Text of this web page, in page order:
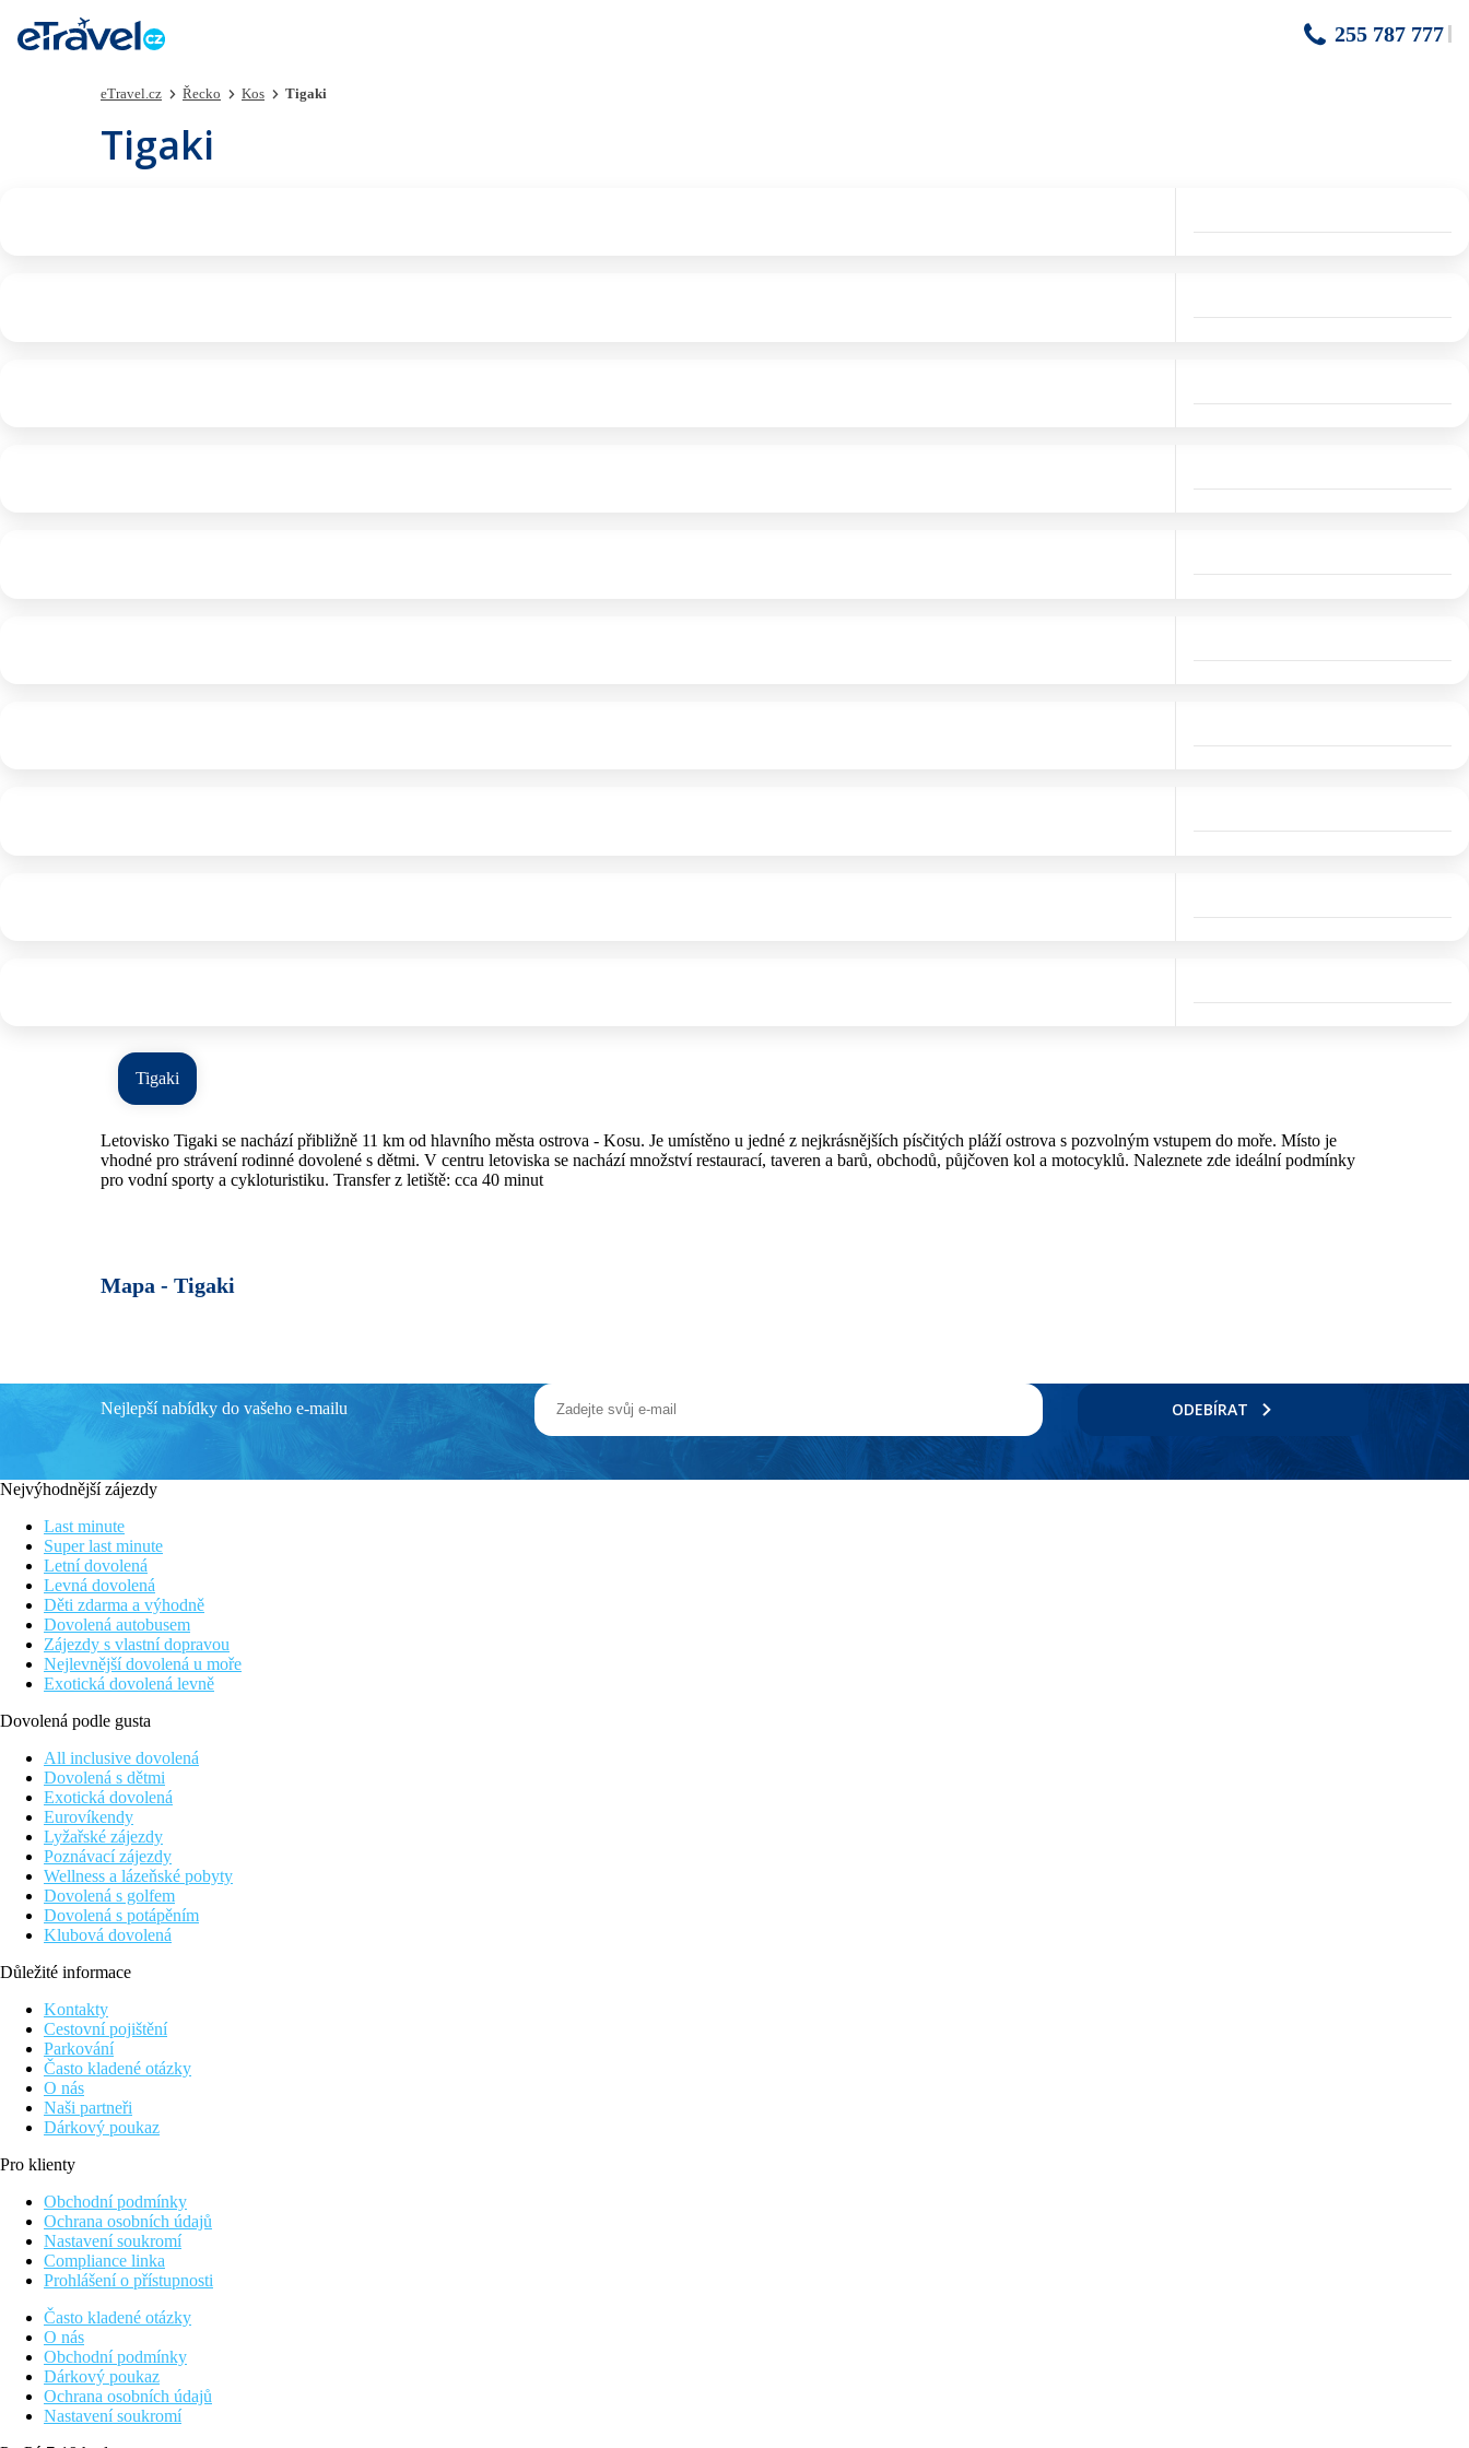
255 787 777
eTravel.cz Řecko Kos Tigaki
Tigaki
Tigaki
Letovisko Tigaki se nachází přibližně 11 km od hlavního města ostrova - Kosu. Je umístěno u jedné z nejkrásnějších písčitých pláží ostrova s pozvolným vstupem do moře. Místo je
vhodné pro strávení rodinné dovolené s dětmi. V centru letoviska se nachází množství restaurací, taveren a barů, obchodů, půjčoven kol a motocyklů. Naleznete zde ideální podmínky
pro vodní sporty a cykloturistiku. Transfer z letiště: cca 40 minut
Mapa - Tigaki
Nejlepší nabídky do vašeho e-mailu ODEBÍRAT
Nejvýhodnější zájezdy
Last minute
Super last minute
Letní dovolená
Levná dovolená
Děti zdarma a výhodně
Dovolená autobusem
Zájezdy s vlastní dopravou
Nejlevnější dovolená u moře
Exotická dovolená levně
Dovolená podle gusta
All inclusive dovolená
Dovolená s dětmi
Exotická dovolená
Eurovíkendy
Lyžařské zájezdy
Poznávací zájezdy
Wellness a lázeňské pobyty
Dovolená s golfem
Dovolená s potápěním
Klubová dovolená
Důležité informace
Kontakty
Cestovní pojištění
Parkování
Často kladené otázky
O nás
Naši partneři
Dárkový poukaz
Pro klienty
Obchodní podmínky
Ochrana osobních údajů
Nastavení soukromí
Compliance linka
Prohlášení o přístupnosti
Často kladené otázky
O nás
Obchodní podmínky
Dárkový poukaz
Ochrana osobních údajů
Nastavení soukromí